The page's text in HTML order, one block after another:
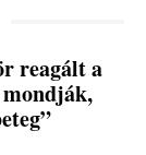
reagált a